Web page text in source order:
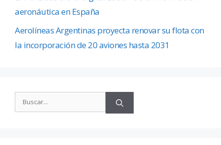
aeronáutica en España
Aerolíneas Argentinas proyecta renovar su flota con
la incorporación de 20 aviones hasta 2031